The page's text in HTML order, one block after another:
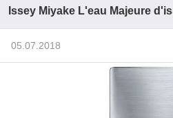
Issey Miyake L'eau Majeure
05.07.2018